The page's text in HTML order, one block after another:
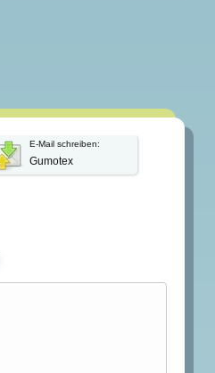
E-Mail schreiben:
Gumotex